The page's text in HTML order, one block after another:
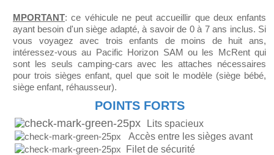
MPORTANT: ce véhicule ne peut accueillir que deux enfants
ayant besoin d'un siège adapté, à savoir de 0 à 7 ans inclus. Si
vous voyagez avec trois enfants de moins de huit ans,
intéressez-vous au Pacific Horizon SAM ou les McRent qui
sont les seuls camping-cars avec les attaches nécessaires
pour trois sièges enfant, quel que soit le modèle (siège bébé,
siège enfant, réhausseur).
POINTS FORTS
Lits spacieux
Accès entre les sièges avant
Filet de sécurité